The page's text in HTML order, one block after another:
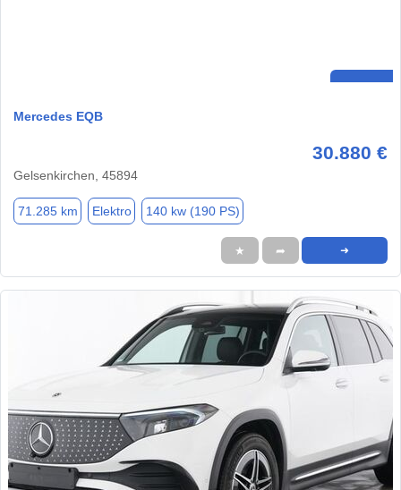
Mercedes EQB
30.880 €
Gelsenkirchen, 45894
71.285 km Elektro 140 kw (190 PS)
★ ➦ ➜